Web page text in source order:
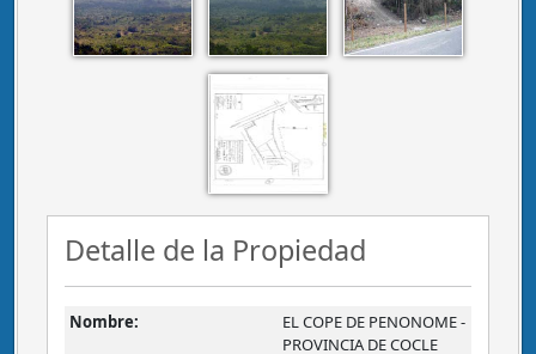
Detalle de la Propiedad
Nombre:
EL COPE DE PENONOME -
PROVINCIA DE COCLE